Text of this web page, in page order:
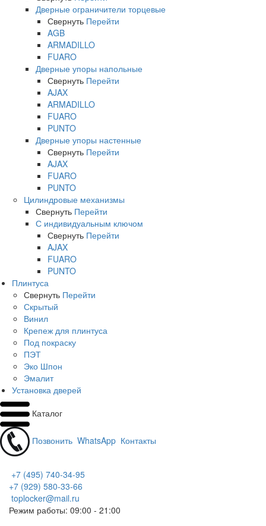
Дверные ограничители торцевые
Свернуть Перейти
AGB
ARMADILLO
FUARO
Дверные упоры напольные
Свернуть Перейти
AJAX
ARMADILLO
FUARO
PUNTO
Дверные упоры настенные
Свернуть Перейти
AJAX
FUARO
PUNTO
Цилиндровые механизмы
Свернуть Перейти
С индивидуальным ключом
Свернуть Перейти
AJAX
FUARO
PUNTO
Плинтуса
Свернуть Перейти
Скрытый
Винил
Крепеж для плинтуса
Под покраску
ПЭТ
Эко Шпон
Эмалит
Установка дверей
Каталог
Позвонить WhatsApp Контакты
+7 (495) 740-34-95
+7 (929) 580-33-66
toplocker@mail.ru
Режим работы: 09:00 - 21:00